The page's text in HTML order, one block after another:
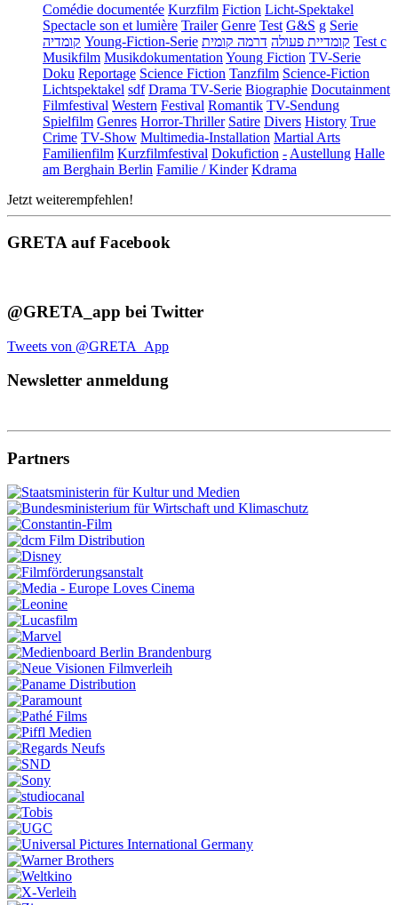
Comédie documentée Kurzfilm Fiction Licht-Spektakel
Spectacle son et lumière Trailer Genre Test G&S g Serie
קומדיה Young-Fiction-Serie קומדיית פעולה דרמה קומית
Test c
Musikfilm Musikdokumentation Young Fiction TV-Serie
Doku Reportage Science Fiction Tanzfilm Science-Fiction
Lichtspektakel sdf Drama TV-Serie Biographie Docutainment
Filmfestival Western Festival Romantik TV-Sendung
Spielfilm Genres Horror-Thriller Satire Divers History True
Crime TV-Show Multimedia-Installation Martial Arts
Familienfilm Kurzfilmfestival Dokufiction - Austellung Halle
am Berghain Berlin Familie / Kinder Kdrama
Jetzt weiterempfehlen!
GRETA auf Facebook
@GRETA_app bei Twitter
Tweets von @GRETA_App
Newsletter anmeldung
Partners